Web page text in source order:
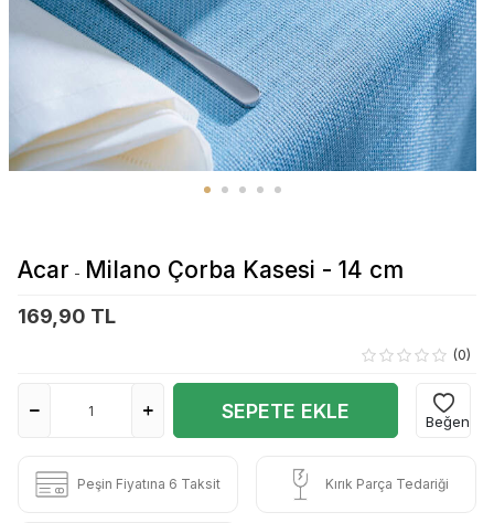
Acar - Milano Çorba Kasesi - 14 cm
169,90 TL
(0)
SEPETE EKLE Beğen
Peşin Fiyatına 6 Taksit Kırık Parça Tedariği